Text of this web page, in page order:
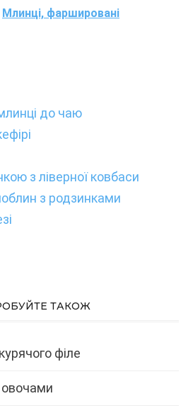
Млинці, фаршировані
до чаю
з ліверної ковбаси
з родзинками
ТАКОЖ
філе